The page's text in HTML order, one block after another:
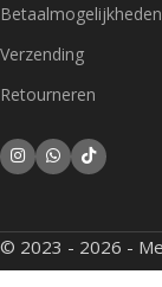
Betaalmogelijkheden
Verzending
Retourneren
© 2023 - 2026 -